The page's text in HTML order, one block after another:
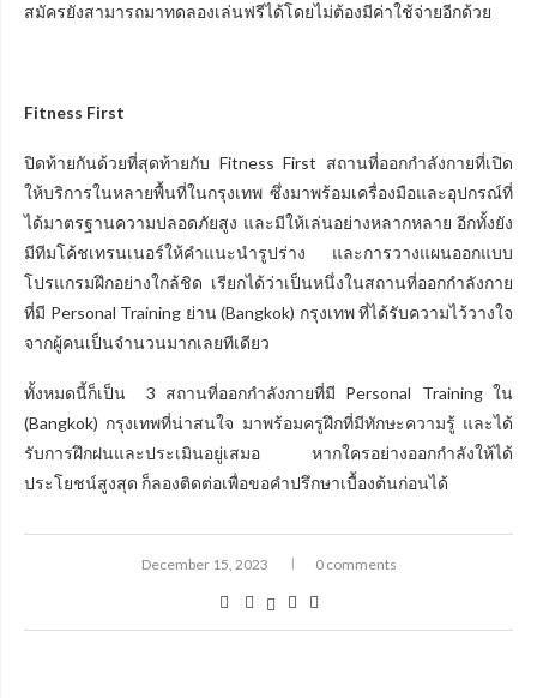
สมัครยังสามารถมาทดลองเล่นฟรีได้โดยไม่ต้องมีค่าใช้จ่ายอีกด้วย
Fitness First
ปิดท้ายกันด้วยที่สุดท้ายกับ Fitness First สถานที่ออกกำลังกายที่เปิด
ให้บริการในหลายพื้นที่ในกรุงเทพ ซึ่งมาพร้อมเครื่องมือและอุปกรณ์ที่
ได้มาตรฐานความปลอดภัยสูง และมีให้เล่นอย่างหลากหลาย อีกทั้งยัง
มีทีมโค้ชเทรนเนอร์ให้คำแนะนำรูปร่าง และการวางแผนออกแบบ
โปรแกรมฝึกอย่างใกล้ชิด เรียกได้ว่าเป็นหนึ่งในสถานที่ออกกำลังกาย
ที่มี Personal Training ย่าน (Bangkok) กรุงเทพ ที่ได้รับความไว้วางใจ
จากผู้คนเป็นจำนวนมากเลยทีเดียว
ทั้งหมดนี้ก็เป็น 3 สถานที่ออกกำลังกายที่มี Personal Training ใน
(Bangkok) กรุงเทพที่น่าสนใจ มาพร้อมครูฝึกที่มีทักษะความรู้ และได้
รับการฝึกฝนและประเมินอยู่เสมอ หากใครอย่างออกกำลังให้ได้
ประโยชน์สูงสุด ก็ลองติดต่อเพื่อขอคำปรึกษาเบื้องต้นก่อนได้
December 15, 2023 0 comments